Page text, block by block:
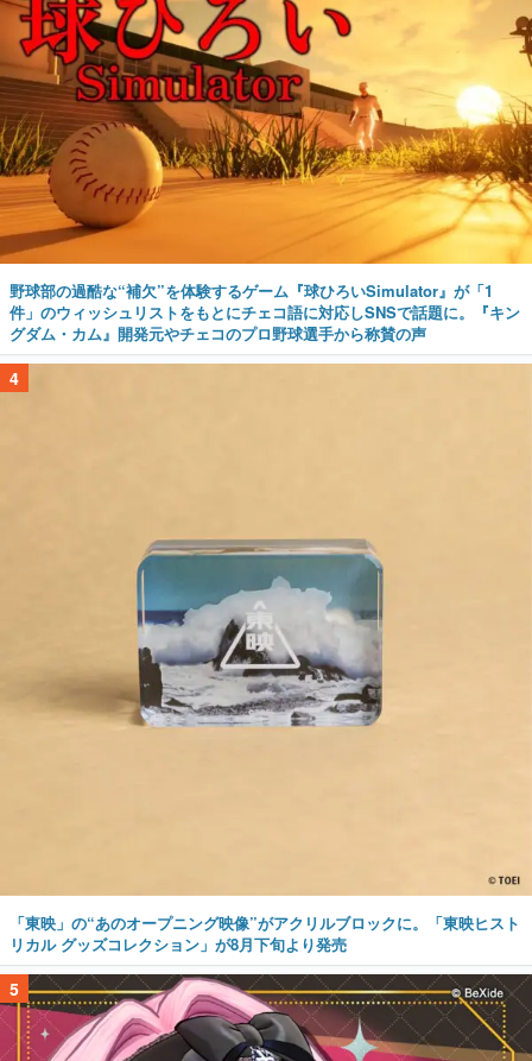
野球部の過酷な“補欠”を体験するゲーム『球ひろいSimulator』が「1
件」のウィッシュリストをもとにチェコ語に対応しSNSで話題に。『キン
グダム・カム』開発元やチェコのプロ野球選手から称賛の声
4
「東映」の“あのオープニング映像”がアクリルブロックに。「東映ヒスト
リカル グッズコレクション」が8月下旬より発売
5